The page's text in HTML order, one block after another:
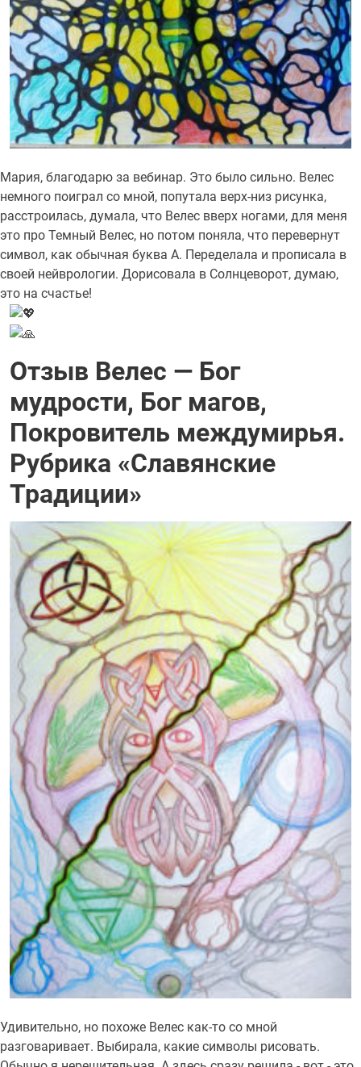
Мария, благодарю за вебинар. Это было сильно. Велес
немного поиграл со мной, попутала верх-низ рисунка,
расстроилась, думала, что Велес вверх ногами, для меня
это про Темный Велес, но потом поняла, что перевернут
символ, как обычная буква А. Переделала и прописала в
своей нейврологии. Дорисовала в Солнцеворот, думаю,
это на счастье!
Отзыв Велес — Бог
мудрости, Бог магов,
Покровитель междумирья.
Рубрика «Славянские
Традиции»
Удивительно, но похоже Велес как-то со мной
разговаривает. Выбирала, какие символы рисовать.